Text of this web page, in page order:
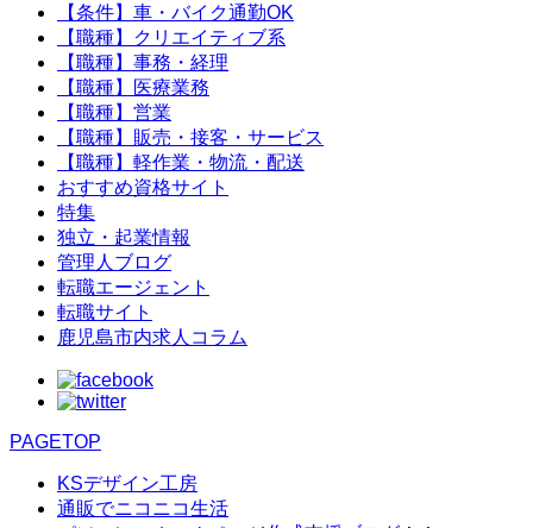
【条件】車・バイク通勤OK
【職種】クリエイティブ系
【職種】事務・経理
【職種】医療業務
【職種】営業
【職種】販売・接客・サービス
【職種】軽作業・物流・配送
おすすめ資格サイト
特集
独立・起業情報
管理人ブログ
転職エージェント
転職サイト
鹿児島市内求人コラム
PAGETOP
KSデザイン工房
通販でニコニコ生活